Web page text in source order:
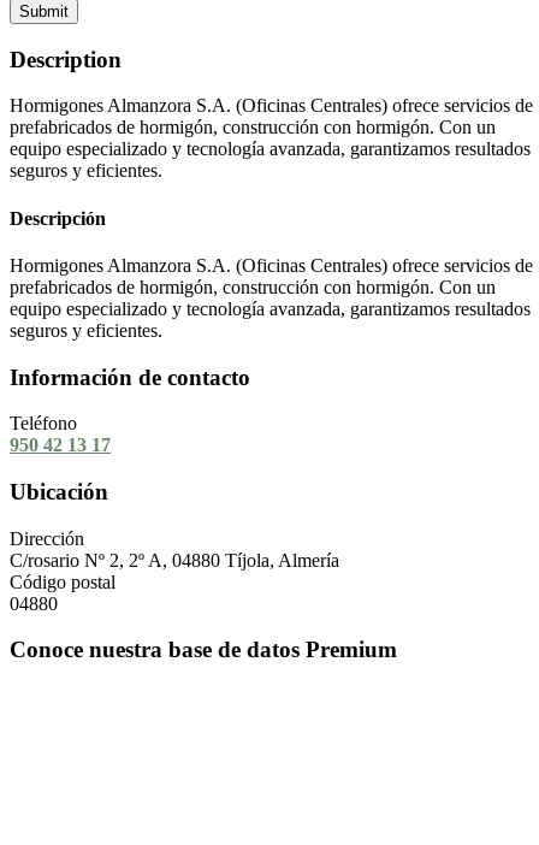
Submit
Description
Hormigones Almanzora S.A. (Oficinas Centrales) ofrece servicios de
prefabricados de hormigón, construcción con hormigón. Con un
equipo especializado y tecnología avanzada, garantizamos resultados
seguros y eficientes.
Descripción
Hormigones Almanzora S.A. (Oficinas Centrales) ofrece servicios de
prefabricados de hormigón, construcción con hormigón. Con un
equipo especializado y tecnología avanzada, garantizamos resultados
seguros y eficientes.
Información de contacto
Teléfono
950 42 13 17
Ubicación
Dirección
C/rosario Nº 2, 2º A, 04880 Tíjola, Almería
Código postal
04880
Conoce nuestra base de datos Premium